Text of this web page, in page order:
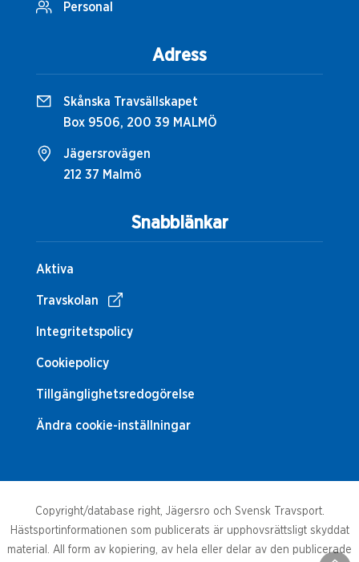
Snabblänkar
Aktiva
Travskolan
Integritetspolicy
Cookiepolicy
Tillgänglighetsredogörelse
Ändra cookie-inställningar
Personal
Adress
Skånska Travsällskapet
Box 9506, 200 39 MALMÖ
Jägersrovägen
212 37 Malmö
Copyright/database right, Jägersro och Svensk Travsport.
Hästsportinformationen som publicerats är upphovsrättsligt skyddat
material. All form av kopiering, av hela eller delar av den publicerade